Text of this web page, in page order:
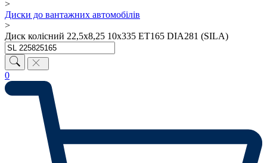
>
Диски до вантажних автомобілів
>
Диск колісний 22,5х8,25 10х335 ET165 DIA281 (SILA)
0